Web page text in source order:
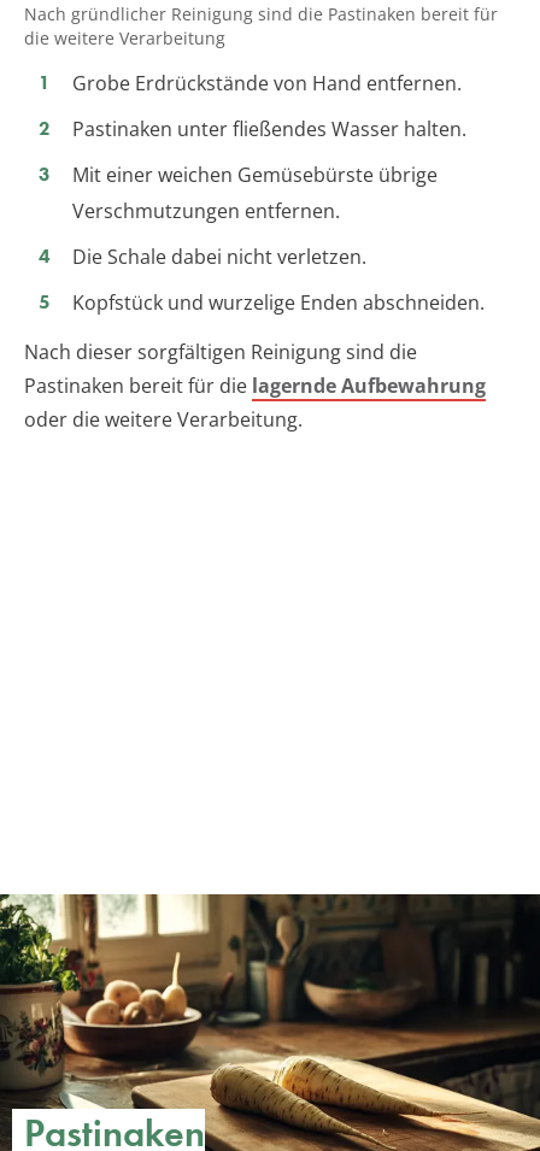
Nach gründlicher Reinigung sind die Pastinaken bereit für
die weitere Verarbeitung
Grobe Erdrückstände von Hand entfernen.
Pastinaken unter fließendes Wasser halten.
Mit einer weichen Gemüsebürste übrige
Verschmutzungen entfernen.
Die Schale dabei nicht verletzen.
Kopfstück und wurzelige Enden abschneiden.
Nach dieser sorgfältigen Reinigung sind die
Pastinaken bereit für die lagernde Aufbewahrung
oder die weitere Verarbeitung.
Pastinaken